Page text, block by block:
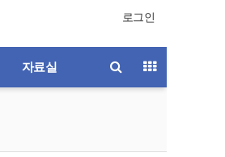
로그인
자료실